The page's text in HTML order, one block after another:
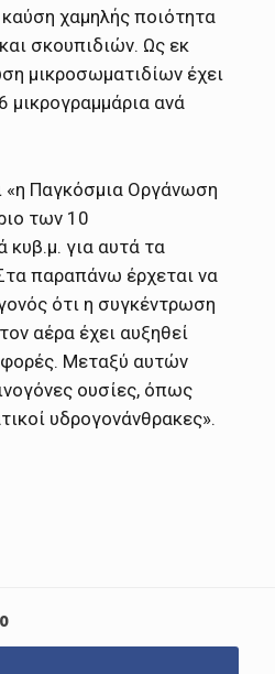
χαμηλής ποιότητα
σκουπιδιών. Ως εκ
μικροσωματιδίων έχει
μικρογραμμάρια ανά
«η Παγκόσμια Οργάνωση
των 10
κυβ.μ. για αυτά τα
παραπάνω έρχεται να
ότι η συγκέντρωση
αέρα έχει αυξηθεί
Μεταξύ αυτών
ουσίες, όπως
υδρογονάνθρακες».